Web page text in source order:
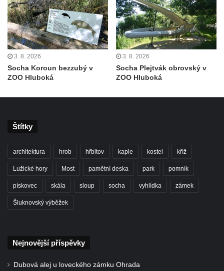
Socha krokodýla v ZOO Dresden
Socha slona v ZOO Dresden
Socha Faun s medvíďaty v ZOO Dresden
Socha divokého prasete před vstupem do
ZOO Dresden
Vltavou
a 30. výročí listopadu 1989 v Hrobčicích
Boží muka v parku před domem čp. 17 v
Hrobčicích
Sochy „Klaun a dívenka“ v parku v centru
Mirošovicích
3. 8. 2026
Socha Koroun bezzubý v
ZOO Hluboká
3. 8. 2026
Socha Plejtvák obrovský v
ZOO Hluboká
Štítky
architektura hrob hřbitov kaple kostel kříž
Lužické hory Most pamětní deska park pomník
pískovec skála sloup socha vyhlídka zámek
Šluknovský výběžek
Nejnovější příspěvky
Dubová alej u loveckého zámku Ohrada